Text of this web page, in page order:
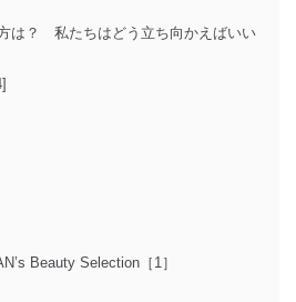
は？ 私たちはどう立ち向かえばいい
Beauty Selection［1］